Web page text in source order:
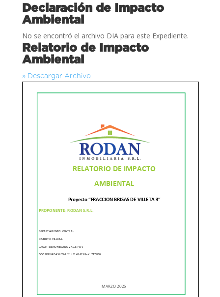
Declaración de Impacto
Ambiental
No se encontró el archivo DIA para este Expediente.
Relatorio de Impacto
Ambiental
» Descargar Archivo